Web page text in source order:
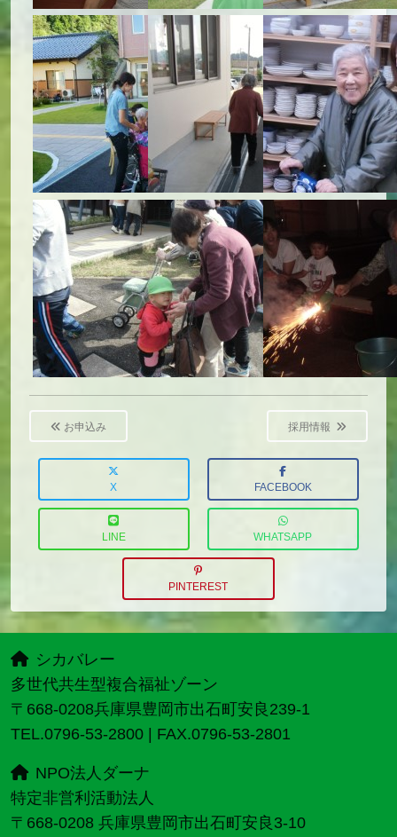
Post
navigation
お申込み 採用情報
X FACEBOOK
LINE WHATSAPP
PINTEREST
シカバレー
多世代共生型複合福祉ゾーン
〒668-0208兵庫県豊岡市出石町安良239-1
TEL.0796-53-2800 | FAX.0796-53-2801
NPO法人ダーナ
特定非営利活動法人
〒668-0208 兵庫県豊岡市出石町安良3-10